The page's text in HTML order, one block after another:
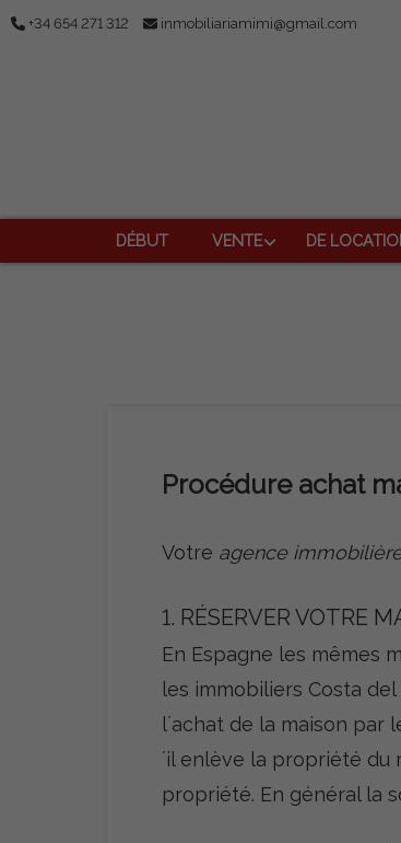
+34 654 271 312 inmobiliariamimi@gmail.com
DÉBUT VENTE DE
Procédure achat
Votre agence
1. RÉSERVER VOTRE
En Espagne les mêmes
les immobiliers Costa
l´achat de la maison
´il enlève la propriété du
propriété. En général la